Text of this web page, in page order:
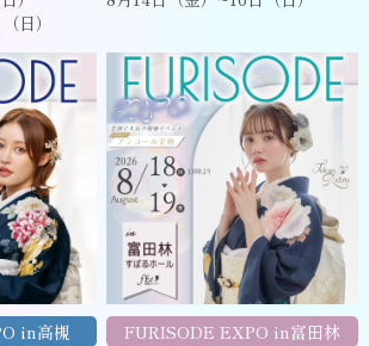
日）
in高槻
FURISODE EXPO in富田林